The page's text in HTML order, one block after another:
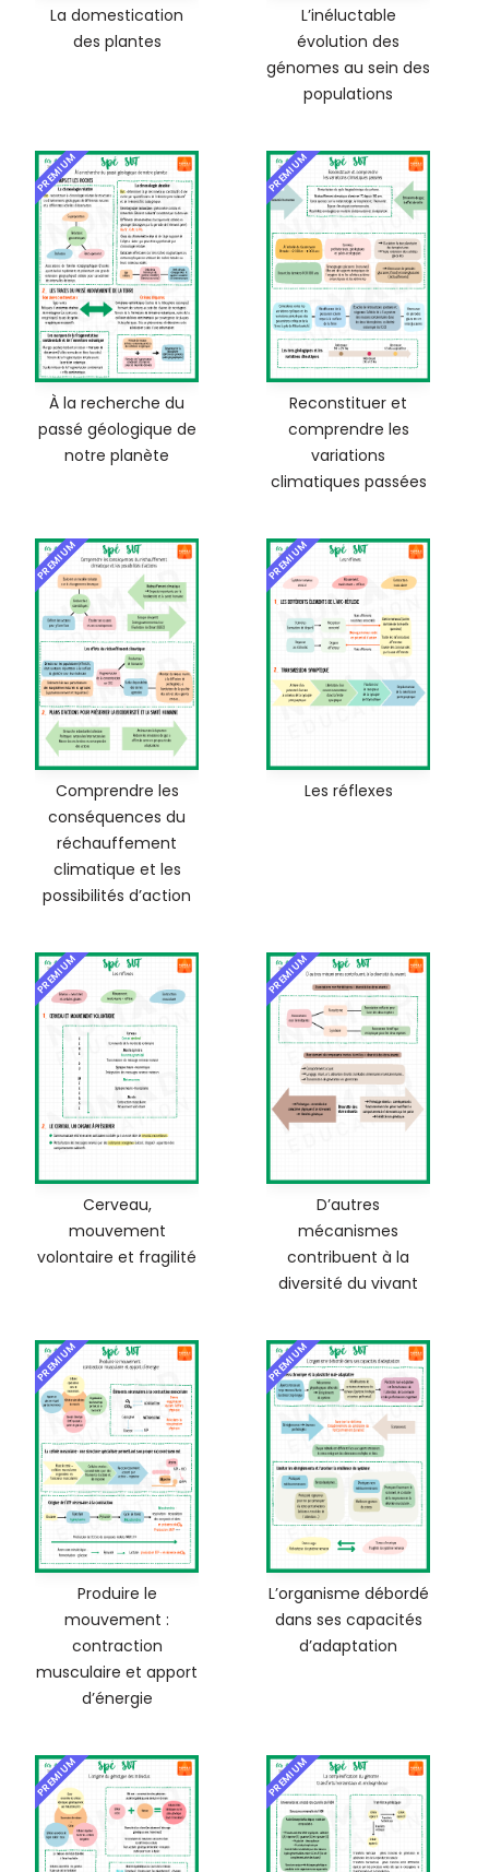
La domestication
des plantes
L’inéluctable
évolution des
génomes au sein des
populations
PREMIUM
À la recherche du
passé géologique de
notre planète
PREMIUM
Reconstituer et
comprendre les
variations
climatiques passées
PREMIUM
Comprendre les
conséquences du
réchauffement
climatique et les
possibilités d’action
PREMIUM
Les réflexes
PREMIUM
Cerveau,
mouvement
volontaire et fragilité
PREMIUM
D’autres
mécanismes
contribuent à la
diversité du vivant
PREMIUM
Produire le
mouvement :
contraction
musculaire et apport
d’énergie
PREMIUM
L’organisme débordé
dans ses capacités
d’adaptation
PREMIUM PREMIUM